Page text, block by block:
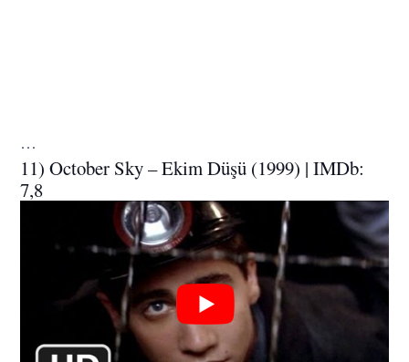
…
11) October Sky – Ekim Düşü (1999) | IMDb:
7,8